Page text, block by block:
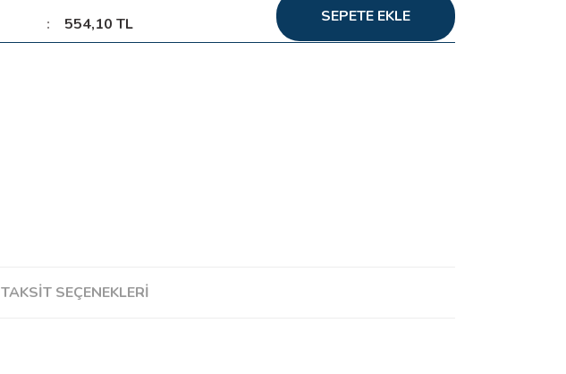
554,10 TL SEPETE EKLE
TAKSIT SEÇENEKLERI